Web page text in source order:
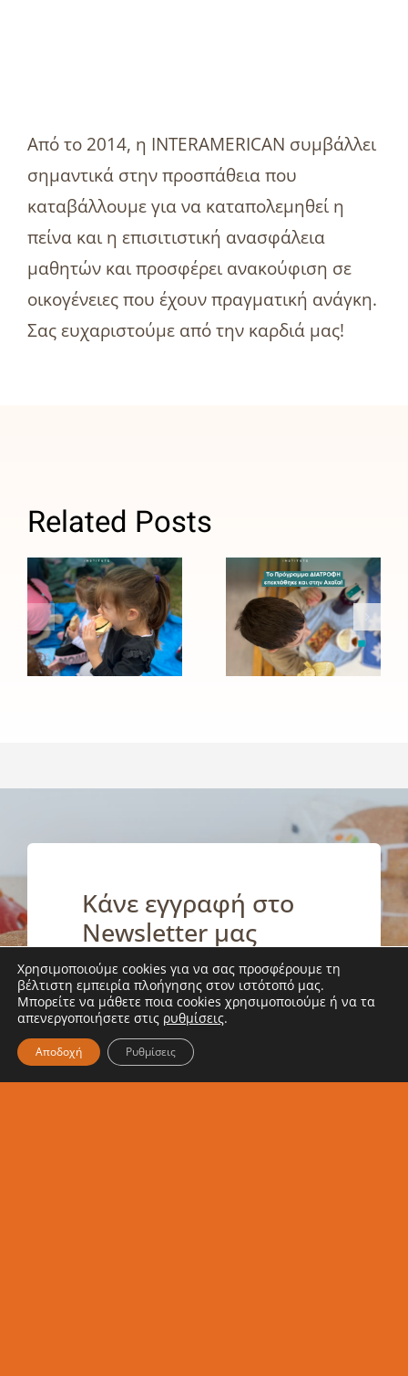
Από το 2014, η INTERAMERICAN συμβάλλει
σημαντικά στην προσπάθεια που
καταβάλλουμε για να καταπολεμηθεί η
πείνα και η επισιτιστική ανασφάλεια
μαθητών και προσφέρει ανακούφιση σε
οικογένειες που έχουν πραγματική ανάγκη.
Σας ευχαριστούμε από την καρδιά μας!
Related Posts
Βασιλόπουλος:
Σταθερός
σύμμαχος
του
Ινστιτούτου
Prolepsis
για τη
σίτιση και
παιδιών
Πρόγραμμα
ΔΙΑΤΡΟΦΗ
του
Ινστιτούτου
Prolepsis
επεκτάθηκε
Κάνε εγγραφή στο
Newsletter μας
Ενημερώσου κι εσύ για τα νέα
μας
Χρησιμοποιούμε cookies για να σας προσφέρουμε τη
βέλτιστη εμπειρία πλοήγησης στον ιστότοπό μας.
Μπορείτε να μάθετε ποια cookies χρησιμοποιούμε ή να τα
απενεργοποιήσετε στις ρυθμίσεις.
Αποδοχή Ρυθμίσεις